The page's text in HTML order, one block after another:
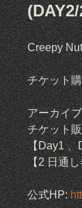
Creepy
チケット
アーカイ
チケット
【Day1
【2 日通
公式HP: